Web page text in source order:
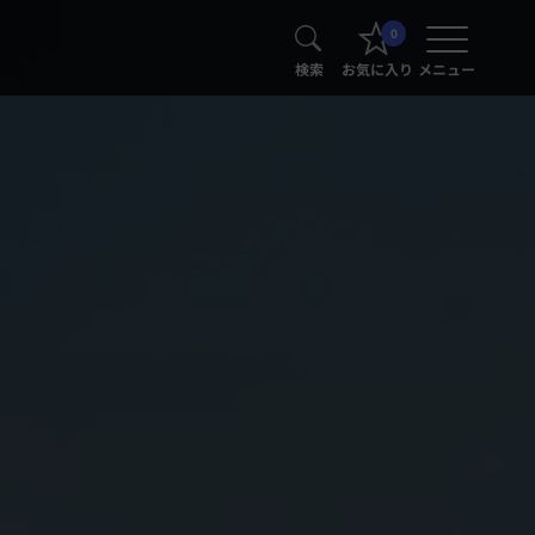
検索
0
お気に入り メニュー